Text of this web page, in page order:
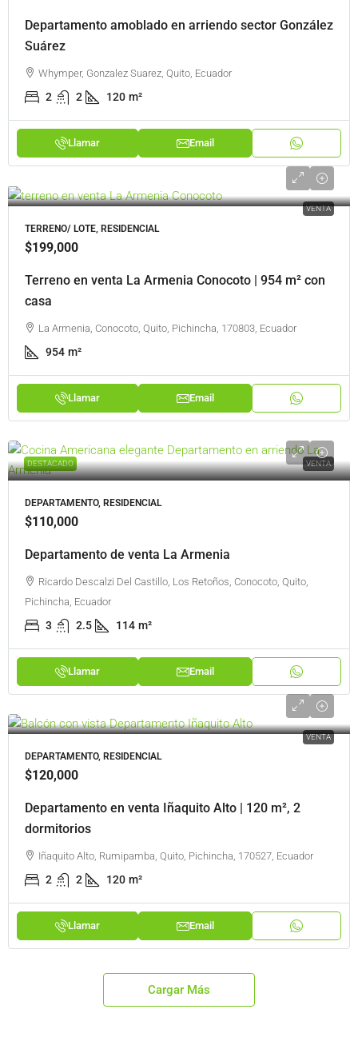
Departamento amoblado en arriendo sector González
Suárez
Whymper, Gonzalez Suarez, Quito, Ecuador
2 2 120 m²
Llamar Email
VENTA
TERRENO/ LOTE, RESIDENCIAL
$199,000
Terreno en venta La Armenia Conocoto | 954 m² con
casa
La Armenia, Conocoto, Quito, Pichincha, 170803, Ecuador
954 m²
Llamar Email
DESTACADO VENTA
DEPARTAMENTO, RESIDENCIAL
$110,000
Departamento de venta La Armenia
Ricardo Descalzi Del Castillo, Los Retoños, Conocoto, Quito,
Pichincha, Ecuador
3 2.5 114 m²
Llamar Email
VENTA
DEPARTAMENTO, RESIDENCIAL
$120,000
Departamento en venta Iñaquito Alto | 120 m², 2
dormitorios
Iñaquito Alto, Rumipamba, Quito, Pichincha, 170527, Ecuador
2 2 120 m²
Llamar Email
Cargar Más